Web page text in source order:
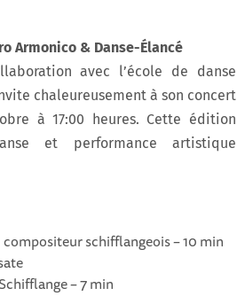
Armonico & Danse-Élancé
avec l’école de danse
chaleureusement à son concert
à 17:00 heures. Cette édition
et performance artistique
schifflangeois – 10 min
– 7 min